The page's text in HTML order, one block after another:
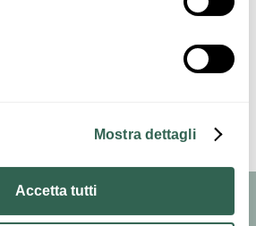
Mostra dettagli
Accetta tutti
Newsletter